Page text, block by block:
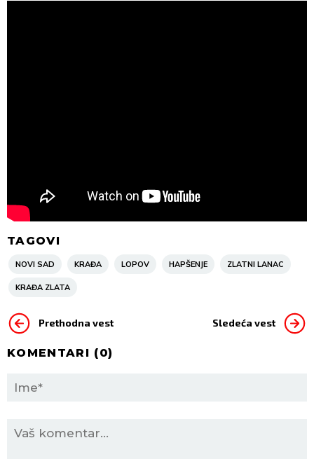
TAGOVI
NOVI SAD KRAĐA LOPOV HAPŠENJE ZLATNI LANAC
KRAĐA ZLATA
Prethodna vest Sledeća vest
KOMENTARI (0)